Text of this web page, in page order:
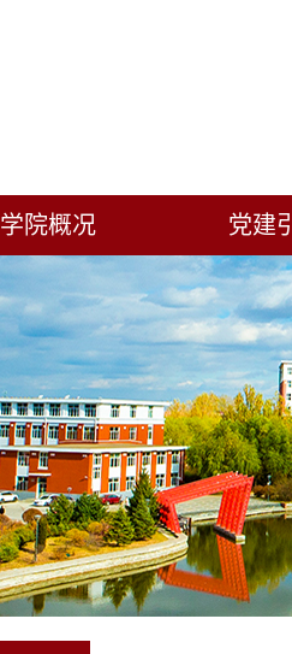
学院概况 党建